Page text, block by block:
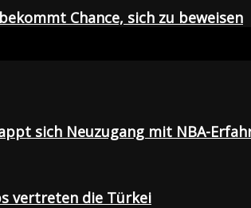
Chance, sich zu beweisen
sich Neuzugang mit NBA-
vertreten die Türkei